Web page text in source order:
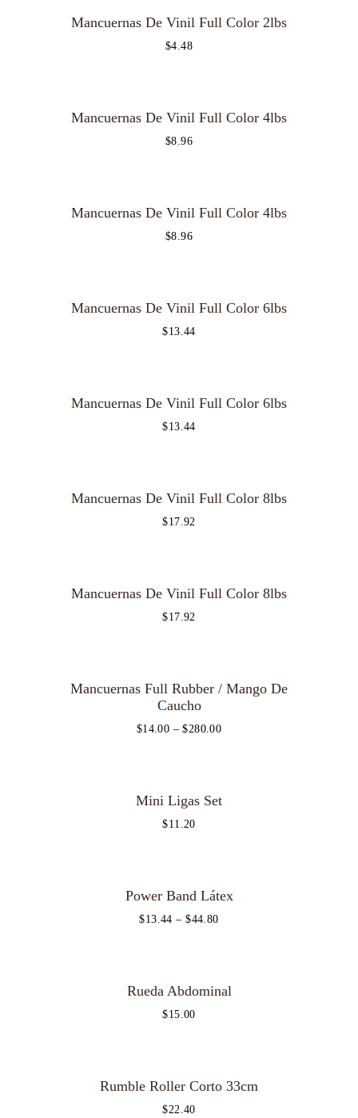
Mancuernas De Vinil Full Color 2lbs
$4.48
Mancuernas De Vinil Full Color 4lbs
$8.96
Mancuernas De Vinil Full Color 4lbs
$8.96
Mancuernas De Vinil Full Color 6lbs
$13.44
Mancuernas De Vinil Full Color 6lbs
$13.44
Mancuernas De Vinil Full Color 8lbs
$17.92
Mancuernas De Vinil Full Color 8lbs
$17.92
Mancuernas Full Rubber / Mango De
Caucho
$14.00 –$280.00
Mini Ligas Set
$11.20
Power Band Látex
$13.44 –$44.80
Rueda Abdominal
$15.00
Rumble Roller Corto 33cm
$22.40